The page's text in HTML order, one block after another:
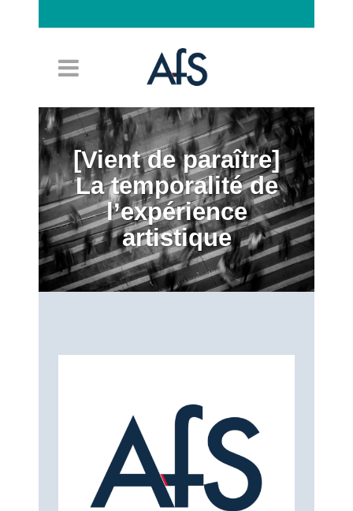
[Vient de paraître]
La temporalité de
l’expérience
artistique